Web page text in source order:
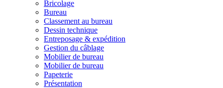
Bricolage
Bureau
Classement au bureau
Dessin technique
Entreposage & expédition
Gestion du câblage
Mobilier de bureau
Mobilier de bureau
Papeterie
Présentation